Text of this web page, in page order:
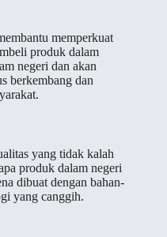
memperkuat
produk dalam
negeri dan akan
berkembang dan
yang tidak kalah
produk dalam negeri
dibuat dengan bahan-
yang canggih.